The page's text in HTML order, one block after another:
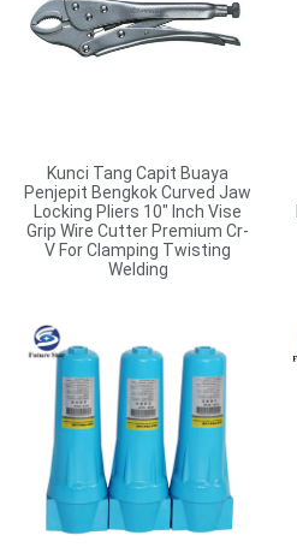
Kunci Tang Capit Buaya
Penjepit Bengkok Curved Jaw
Locking Pliers 10″ Inch Vise
Grip Wire Cutter Premium Cr-
V For Clamping Twisting
Welding